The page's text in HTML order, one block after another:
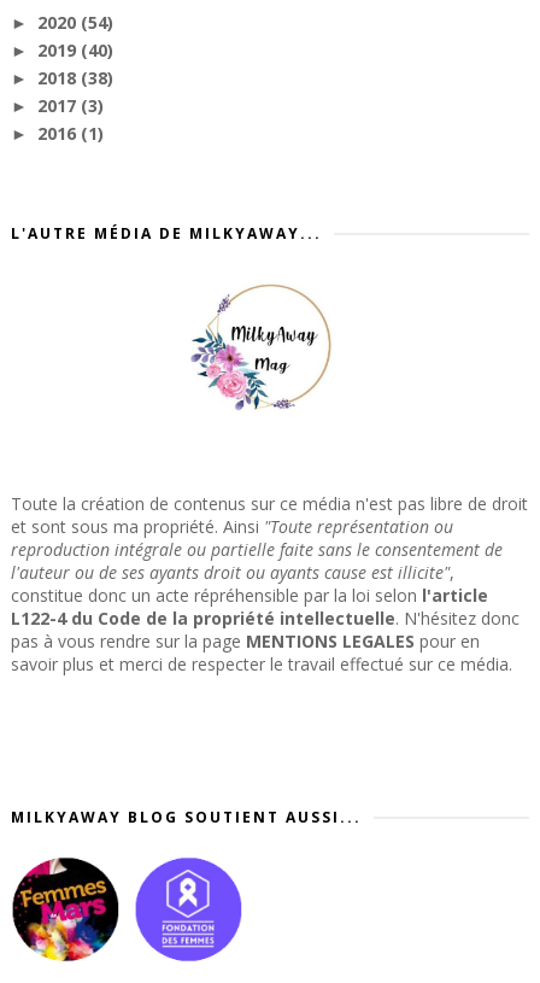
► 2020 (54)
► 2019 (40)
► 2018 (38)
► 2017 (3)
► 2016 (1)
L'AUTRE MÉDIA DE MILKYAWAY...
Toute la création de contenus sur ce média n'est pas libre de droit
et sont sous ma propriété. Ainsi "Toute représentation ou
reproduction intégrale ou partielle faite sans le consentement de
l'auteur ou de ses ayants droit ou ayants cause est illicite",
constitue donc un acte répréhensible par la loi selon l'article
L122-4 du Code de la propriété intellectuelle. N'hésitez donc
pas à vous rendre sur la page MENTIONS LEGALES pour en
savoir plus et merci de respecter le travail effectué sur ce média.
MILKYAWAY BLOG SOUTIENT AUSSI...